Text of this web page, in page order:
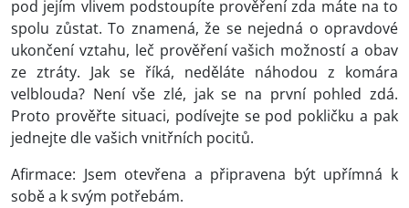
pod jejím vlivem podstoupíte prověření zda máte na to
spolu zůstat. To znamená, že se nejedná o opravdové
ukončení vztahu, leč prověření vašich možností a obav
ze ztráty. Jak se říká, neděláte náhodou z komára
velblouda? Není vše zlé, jak se na první pohled zdá.
Proto prověřte situaci, podívejte se pod pokličku a pak
jednejte dle vašich vnitřních pocitů.
Afirmace: Jsem otevřena a připravena být upřímná k
sobě a k svým potřebám.